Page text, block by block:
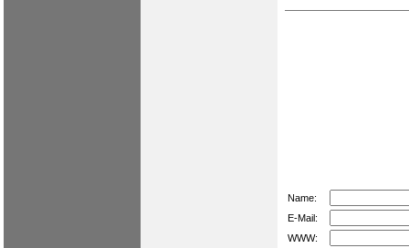
Name:
E-Mail:
WWW: